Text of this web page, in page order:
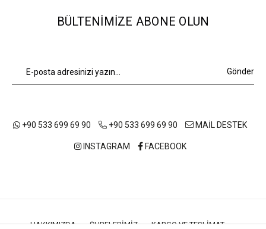
BÜLTENIMIZE ABONE OLUN
Gönder
+90 533 699 69 90 +90 533 699 69 90 MAİL DESTEK
INSTAGRAM FACEBOOK
HAKKIMIZDA ŞUBELERIMIZ
KARGO VE TESLIMAT